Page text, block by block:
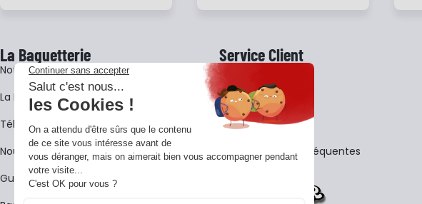
La Baguetterie
Notre histoire
La BagShow
​Télécharger le catalogue
Nous contacter
Guides La Baguetterie
Service Client
Garantie 3 ans
CGV
FAQ - Questions Fréquentes